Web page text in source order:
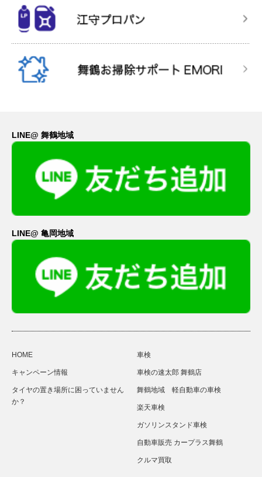
LINE@ 舞鶴地域
LINE@ 亀岡地域
HOME
キャンペーン情報
タイヤの置き場所に困っていません
か？
車検
車検の速太郎 舞鶴店
舞鶴地域 軽自動車の車検
楽天車検
ガソリンスタンド車検
自動車販売 カープラス舞鶴
クルマ買取